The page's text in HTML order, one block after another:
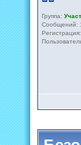
Группа:
Сообщений: